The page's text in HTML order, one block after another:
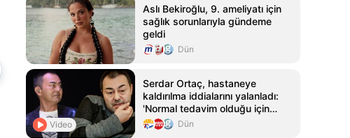
Aslı Bekiroğlu, 9. ameliyatı için
sağlık sorunlarıyla gündeme
geldi
Dün
Video
Serdar Ortaç, hastaneye
kaldırılma iddialarını yalanladı:
'Normal tedavim olduğu için
hastanedeydim'
Dün